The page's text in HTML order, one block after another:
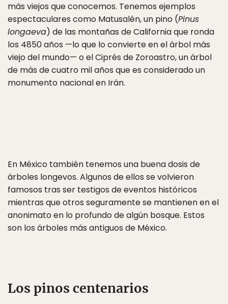
más viejos que conocemos. Tenemos ejemplos
espectaculares como Matusalén, un pino (Pinus
longaeva) de las montañas de California que ronda
los 4850 años —lo que lo convierte en el árbol más
viejo del mundo— o el Ciprés de Zoroastro, un árbol
de más de cuatro mil años que es considerado un
monumento nacional en Irán.
En México también tenemos una buena dosis de
árboles longevos. Algunos de ellos se volvieron
famosos tras ser testigos de eventos históricos
mientras que otros seguramente se mantienen en el
anonimato en lo profundo de algún bosque. Estos
son los árboles más antiguos de México.
Los pinos centenarios